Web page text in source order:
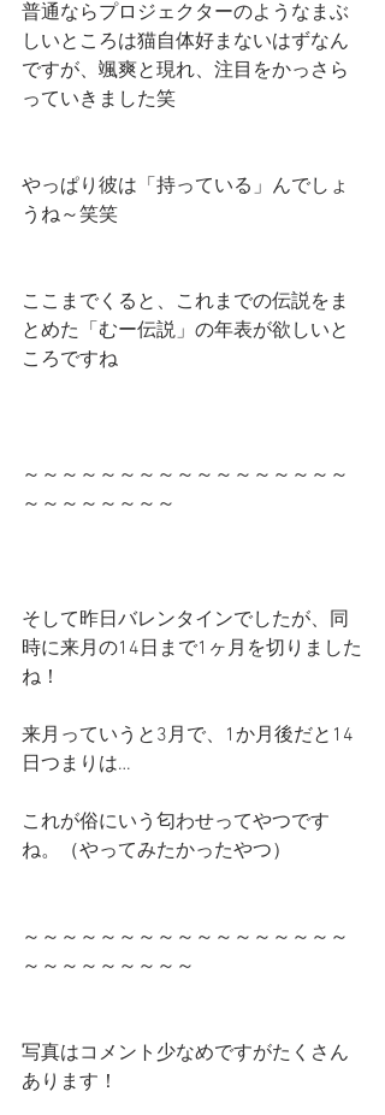
普通ならプロジェクターのようなまぶ
しいところは猫自体好まないはずなん
ですが、颯爽と現れ、注目をかっさら
っていきました笑
やっぱり彼は「持っている」んでしょ
うね～笑笑
ここまでくると、これまでの伝説をま
とめた「むー伝説」の年表が欲しいと
ころですね
～～～～～～～～～～～～～～～～～
～～～～～～～～
そして昨日バレンタインでしたが、同
時に来月の14日まで1ヶ月を切りました
ね！
来月っていうと3月で、1か月後だと14
日つまりは…
これが俗にいう匂わせってやつです
ね。（やってみたかったやつ）
～～～～～～～～～～～～～～～～～
～～～～～～～～～
写真はコメント少なめですがたくさん
あります！